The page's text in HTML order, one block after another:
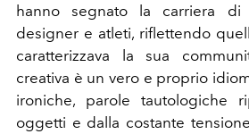
hanno segnato la carriera
designer e atleti, riflettendo
caratterizzava la sua
creativa è un vero e proprio
ironiche, parole tautologiche
oggetti e dalla costante